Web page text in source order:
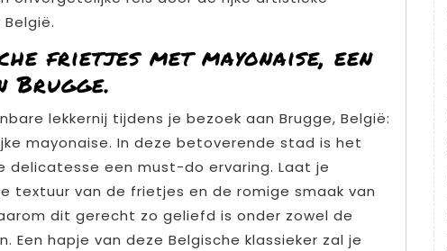
frietjes met mayonaise, een
Brugge.
lekkernij tijdens je bezoek aan Brugge, België:
mayonaise. In deze betoverende stad is het
delicatesse een must-do ervaring. Laat je
textuur van de frietjes en de romige smaak van
dit gerecht zo geliefd is onder zowel de
Een hapje van deze Belgische klassieker zal je